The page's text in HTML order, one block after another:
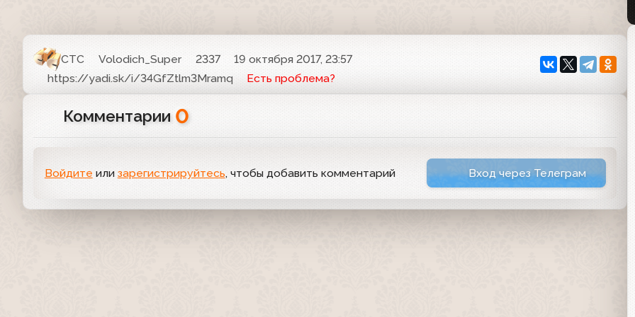
СТС Volodich_Super 2337
19 октября 2017, 23:57
https://yadi.sk/i/34GfZtlm3Mramq
Есть проблема?
Комментарии 0
Войдите или зарегистрируйтесь, чтобы добавить комментарий Вход через Телеграм